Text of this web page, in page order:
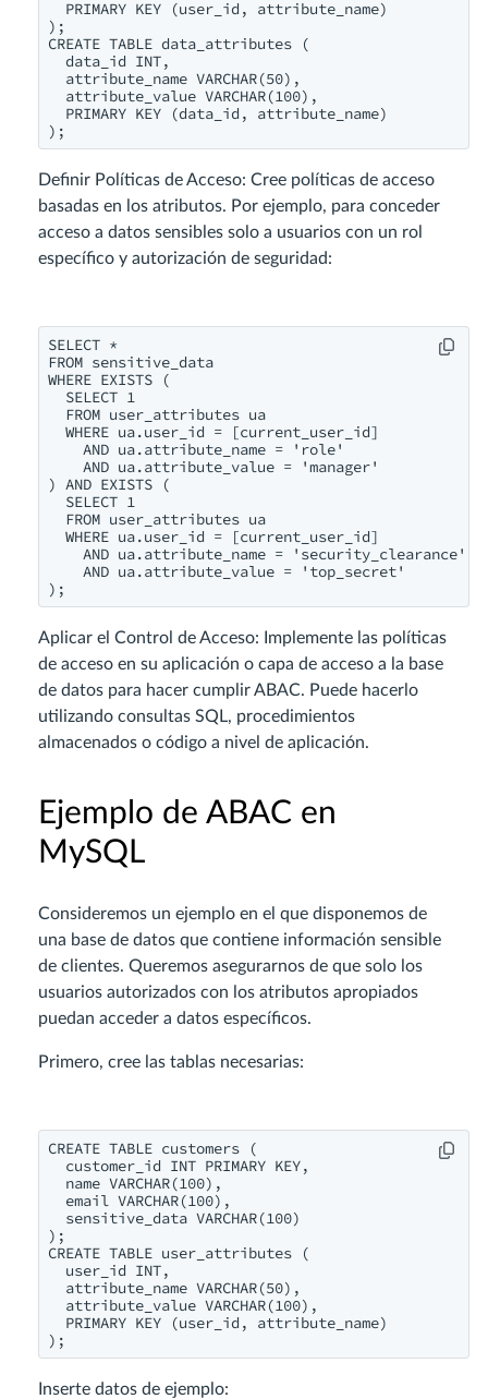
  PRIMARY KEY (user_id, attribute_name)
);
CREATE TABLE data_attributes (
  data_id INT,
  attribute_name VARCHAR(50),
  attribute_value VARCHAR(100),
  PRIMARY KEY (data_id, attribute_name)
);
Definir Políticas de Acceso: Cree políticas de acceso
basadas en los atributos. Por ejemplo, para conceder
acceso a datos sensibles solo a usuarios con un rol
específico y autorización de seguridad:
SELECT *
FROM sensitive_data
WHERE EXISTS (
  SELECT 1
  FROM user_attributes ua
  WHERE ua.user_id = [current_user_id]
    AND ua.attribute_name = 'role'
    AND ua.attribute_value = 'manager'
) AND EXISTS (
  SELECT 1
  FROM user_attributes ua
  WHERE ua.user_id = [current_user_id]
    AND ua.attribute_name = 'security_clearance'
    AND ua.attribute_value = 'top_secret'
);
Aplicar el Control de Acceso: Implemente las políticas
de acceso en su aplicación o capa de acceso a la base
de datos para hacer cumplir ABAC. Puede hacerlo
utilizando consultas SQL, procedimientos
almacenados o código a nivel de aplicación.
Ejemplo de ABAC en
MySQL
Consideremos un ejemplo en el que disponemos de
una base de datos que contiene información sensible
de clientes. Queremos asegurarnos de que solo los
usuarios autorizados con los atributos apropiados
puedan acceder a datos específicos.
Primero, cree las tablas necesarias:
CREATE TABLE customers (
  customer_id INT PRIMARY KEY,
  name VARCHAR(100),
  email VARCHAR(100),
  sensitive_data VARCHAR(100)
);
CREATE TABLE user_attributes (
  user_id INT,
  attribute_name VARCHAR(50),
  attribute_value VARCHAR(100),
  PRIMARY KEY (user_id, attribute_name)
);
Inserte datos de ejemplo: